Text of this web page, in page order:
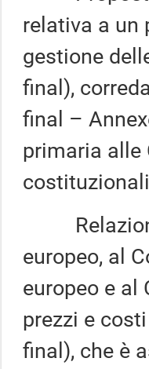
relativa a un
gestione
final),
final –
primaria alle
Relazione
europeo, al
europeo e al
prezzi e
final), che è